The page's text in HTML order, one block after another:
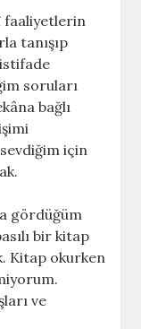
faaliyetlerin
tanışıp
soruları
bağlı
için
gördüğüm
bir kitap
Kitap okurken
ve